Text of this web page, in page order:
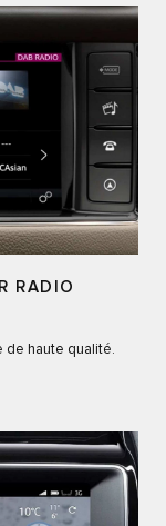
RADIO
de haute qualité.